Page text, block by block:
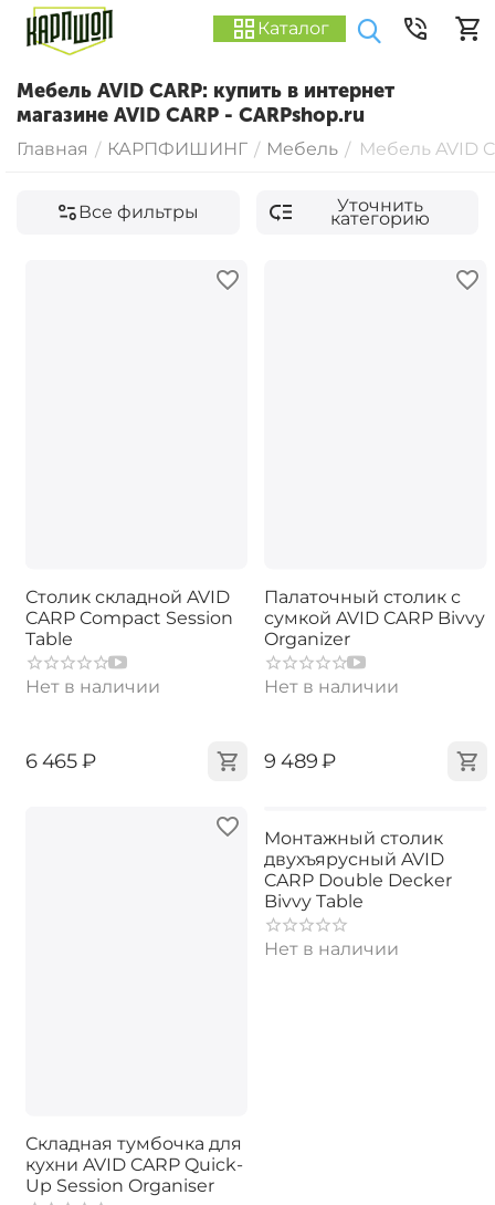
Каталог
Мебель AVID CARP: купить в интернет
магазине AVID CARP - CARPshop.ru
Главная / КАРПФИШИНГ / Мебель / Мебель AVID
Все фильтры Уточнить
категорию
Столик складной AVID
CARP Compact Session
Table
Нет в наличии
‍6 465‍₽
Палаточный столик с
сумкой AVID CARP Bivvy
Organizer
Нет в наличии
‍9 489‍₽
Складная тумбочка для
кухни AVID CARP Quick-
Up Session Organiser
Монтажный столик
двухъярусный AVID
CARP Double Decker
Bivvy Table
Нет в наличии